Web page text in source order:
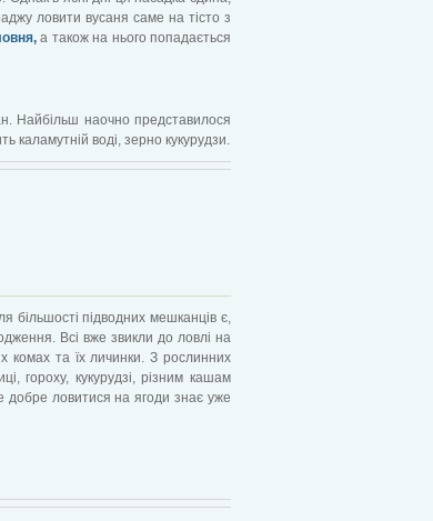
ловити вусаня саме на тісто з
а також на нього попадається
Найбільш наочно представилося
каламутній воді, зерно кукурудзи.
більшості підводних мешканців є,
Всі вже звикли до ловлі на
комах та їх личинки. З рослинних
гороху, кукурудзі, різним кашам
добре ловитися на ягоди знає уже